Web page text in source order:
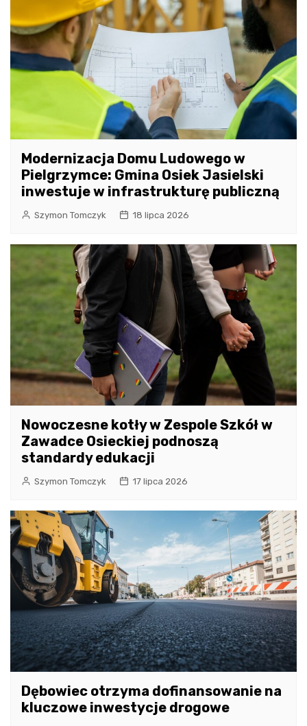
Modernizacja Domu Ludowego w
Pielgrzymce: Gmina Osiek Jasielski
inwestuje w infrastrukturę publiczną
Szymon Tomczyk 18 lipca 2026
Nowoczesne kotły w Zespole Szkół w
Zawadce Osieckiej podnoszą
standardy edukacji
Szymon Tomczyk 17 lipca 2026
Dębowiec otrzyma dofinansowanie na
kluczowe inwestycje drogowe